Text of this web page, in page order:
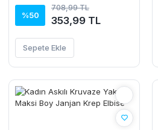
%50
708,99 TL
353,99 TL
Sepete Ekle